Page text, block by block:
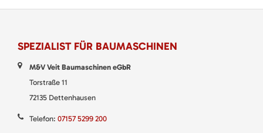
SPEZIALIST FÜR BAUMASCHINEN
M&V Veit Baumaschinen eGbR
Torstraße 11
72135 Dettenhausen
Telefon: 07157 5299 200